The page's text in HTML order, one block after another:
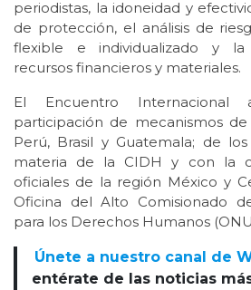
periodistas, la idoneidad y
de protección, el análisis de
flexible e individualizado y la
recursos financieros y materiales.
El Encuentro Internacional
participación de mecanismos
Perú, Brasil y Guatemala; de
materia de la CIDH y con la
oficiales de la región México y
Oficina del Alto Comisionado
para los Derechos Humanos
Únete a nuestro canal de
entérate de las noticias